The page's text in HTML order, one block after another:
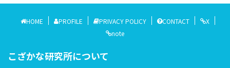
HOME PROFILE PRIVACY POLICY CONTACT
X
note
こざかな研究所について